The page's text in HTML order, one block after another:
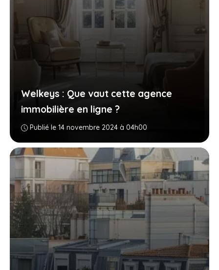
Welkeys : Que vaut cette agence
immobilière en ligne ?
Publié le 14 novembre 2024 à 04h00